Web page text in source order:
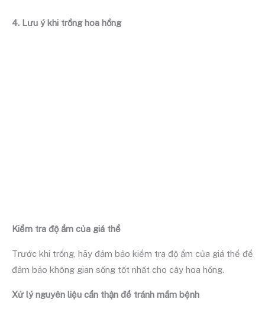
4. Lưu ý khi trồng hoa hồng
Kiểm tra độ ẩm của giá thể
Trước khi trồng, hãy đảm bảo kiểm tra độ ẩm của giá thể để
đảm bảo không gian sống tốt nhất cho cây hoa hồng.
Xử lý nguyên liệu cẩn thận để tránh mầm bệnh